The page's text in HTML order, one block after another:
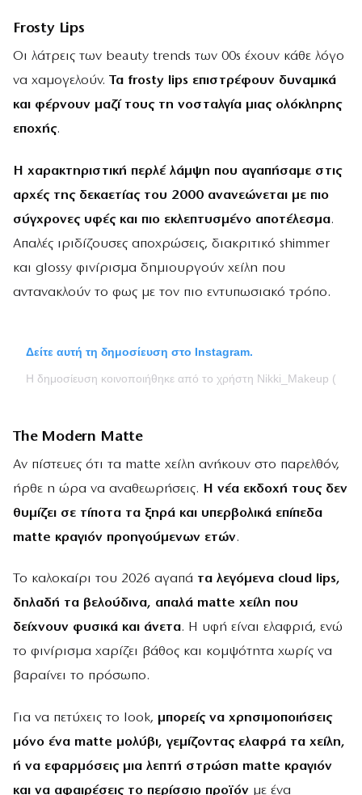
Frosty Lips
Οι λάτρεις των beauty trends των 00s έχουν κάθε λόγο
να χαμογελούν. Τα frosty lips επιστρέφουν δυναμικά
και φέρνουν μαζί τους τη νοσταλγία μιας ολόκληρης
εποχής.
Η χαρακτηριστική περλέ λάμψη που αγαπήσαμε στις
αρχές της δεκαετίας του 2000 ανανεώνεται με πιο
σύγχρονες υφές και πιο εκλεπτυσμένο αποτέλεσμα.
Απαλές ιριδίζουσες αποχρώσεις, διακριτικό shimmer
και glossy φινίρισμα δημιουργούν χείλη που
αντανακλούν το φως με τον πιο εντυπωσιακό τρόπο.
Δείτε αυτή τη δημοσίευση στο Instagram.
Η δημοσίευση κοινοποιήθηκε από το χρήστη Nikki_Makeup
The Modern Matte
Αν πίστευες ότι τα matte χείλη ανήκουν στο παρελθόν,
ήρθε η ώρα να αναθεωρήσεις. Η νέα εκδοχή τους δεν
θυμίζει σε τίποτα τα ξηρά και υπερβολικά επίπεδα
matte κραγιόν προηγούμενων ετών.
Το καλοκαίρι του 2026 αγαπά τα λεγόμενα cloud lips,
δηλαδή τα βελούδινα, απαλά matte χείλη που
δείχνουν φυσικά και άνετα. Η υφή είναι ελαφριά, ενώ
το φινίρισμα χαρίζει βάθος και κομψότητα χωρίς να
βαραίνει το πρόσωπο.
Για να πετύχεις το look, μπορείς να χρησιμοποιήσεις
μόνο ένα matte μολύβι, γεμίζοντας ελαφρά τα χείλη,
ή να εφαρμόσεις μια λεπτή στρώση matte κραγιόν
και να αφαιρέσεις το περίσσιο προϊόν με ένα